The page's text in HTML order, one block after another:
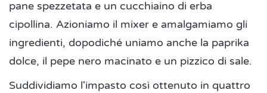
pane spezzetata e un cucchiaino di erba
cipollina. Azioniamo il mixer e amalgamiamo gli
ingredienti, dopodiché uniamo anche la paprika
dolce, il pepe nero macinato e un pizzico di sale.
Suddividiamo l'impasto così ottenuto in quattro